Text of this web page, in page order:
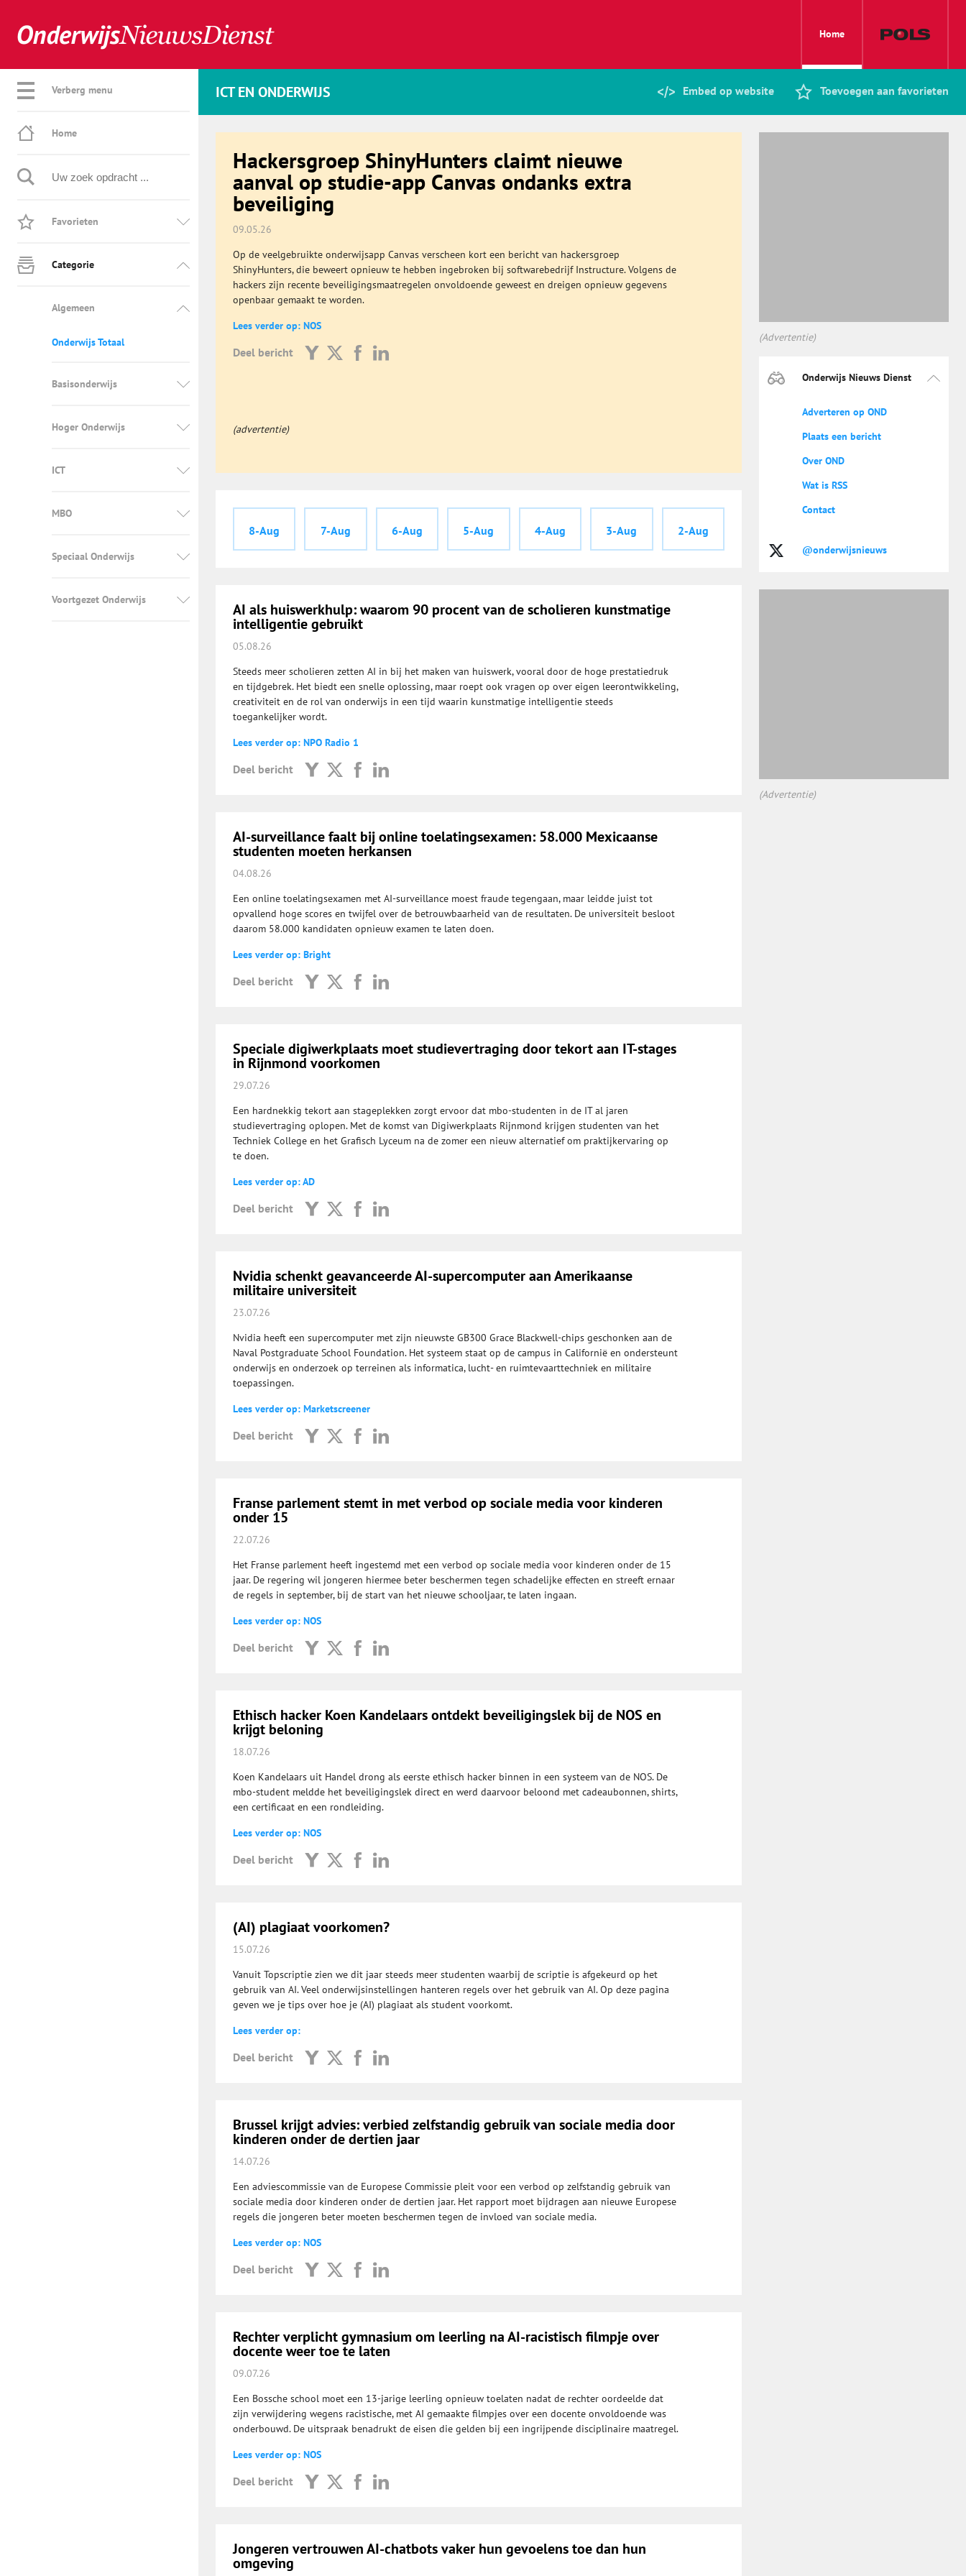
Home
Verberg menu
Home
Favorieten
Categorie
Algemeen
Onderwijs Totaal
Basisonderwijs
Hoger Onderwijs
ICT
MBO
Speciaal Onderwijs
Voortgezet Onderwijs
ICT EN ONDERWIJS Embed op website Toevoegen aan favorieten
Hackersgroep ShinyHunters claimt nieuwe
aanval op studie-app Canvas ondanks extra
beveiliging
09.05.26
Op de veelgebruikte onderwijsapp Canvas verscheen kort een bericht van hackersgroep
ShinyHunters, die beweert opnieuw te hebben ingebroken bij softwarebedrijf Instructure. Volgens de
hackers zijn recente beveiligingsmaatregelen onvoldoende geweest en dreigen opnieuw gegevens
openbaar gemaakt te worden.
Lees verder op: NOS
Deel bericht
(advertentie)
8-Aug 7-Aug 6-Aug 5-Aug 4-Aug 3-Aug 2-Aug
AI als huiswerkhulp: waarom 90 procent van de scholieren kunstmatige
intelligentie gebruikt
05.08.26
Steeds meer scholieren zetten AI in bij het maken van huiswerk, vooral door de hoge prestatiedruk
en tijdgebrek. Het biedt een snelle oplossing, maar roept ook vragen op over eigen leerontwikkeling,
creativiteit en de rol van onderwijs in een tijd waarin kunstmatige intelligentie steeds
toegankelijker wordt.
Lees verder op: NPO Radio 1
Deel bericht
AI-surveillance faalt bij online toelatingsexamen: 58.000 Mexicaanse
studenten moeten herkansen
04.08.26
Een online toelatingsexamen met AI-surveillance moest fraude tegengaan, maar leidde juist tot
opvallend hoge scores en twijfel over de betrouwbaarheid van de resultaten. De universiteit besloot
daarom 58.000 kandidaten opnieuw examen te laten doen.
Lees verder op: Bright
Deel bericht
Speciale digiwerkplaats moet studievertraging door tekort aan IT-stages
in Rijnmond voorkomen
29.07.26
Een hardnekkig tekort aan stageplekken zorgt ervoor dat mbo-studenten in de IT al jaren
studievertraging oplopen. Met de komst van Digiwerkplaats Rijnmond krijgen studenten van het
Techniek College en het Grafisch Lyceum na de zomer een nieuw alternatief om praktijkervaring op
te doen.
Lees verder op: AD
Deel bericht
Nvidia schenkt geavanceerde AI-supercomputer aan Amerikaanse
militaire universiteit
23.07.26
Nvidia heeft een supercomputer met zijn nieuwste GB300 Grace Blackwell-chips geschonken aan de
Naval Postgraduate School Foundation. Het systeem staat op de campus in Californië en ondersteunt
onderwijs en onderzoek op terreinen als informatica, lucht- en ruimtevaarttechniek en militaire
toepassingen.
Lees verder op: Marketscreener
Deel bericht
Franse parlement stemt in met verbod op sociale media voor kinderen
onder 15
22.07.26
Het Franse parlement heeft ingestemd met een verbod op sociale media voor kinderen onder de 15
jaar. De regering wil jongeren hiermee beter beschermen tegen schadelijke effecten en streeft ernaar
de regels in september, bij de start van het nieuwe schooljaar, te laten ingaan.
Lees verder op: NOS
Deel bericht
Ethisch hacker Koen Kandelaars ontdekt beveiligingslek bij de NOS en
krijgt beloning
18.07.26
Koen Kandelaars uit Handel drong als eerste ethisch hacker binnen in een systeem van de NOS. De
mbo-student meldde het beveiligingslek direct en werd daarvoor beloond met cadeaubonnen, shirts,
een certificaat en een rondleiding.
Lees verder op: NOS
Deel bericht
(AI) plagiaat voorkomen?
15.07.26
Vanuit Topscriptie zien we dit jaar steeds meer studenten waarbij de scriptie is afgekeurd op het
gebruik van AI. Veel onderwijsinstellingen hanteren regels over het gebruik van AI. Op deze pagina
geven we je tips over hoe je (AI) plagiaat als student voorkomt.
Lees verder op:
Deel bericht
Brussel krijgt advies: verbied zelfstandig gebruik van sociale media door
kinderen onder de dertien jaar
14.07.26
Een adviescommissie van de Europese Commissie pleit voor een verbod op zelfstandig gebruik van
sociale media door kinderen onder de dertien jaar. Het rapport moet bijdragen aan nieuwe Europese
regels die jongeren beter moeten beschermen tegen de invloed van sociale media.
Lees verder op: NOS
Deel bericht
Rechter verplicht gymnasium om leerling na AI-racistisch filmpje over
docente weer toe te laten
09.07.26
Een Bossche school moet een 13-jarige leerling opnieuw toelaten nadat de rechter oordeelde dat
zijn verwijdering wegens racistische, met AI gemaakte filmpjes over een docente onvoldoende was
onderbouwd. De uitspraak benadrukt de eisen die gelden bij een ingrijpende disciplinaire maatregel.
Lees verder op: NOS
Deel bericht
Jongeren vertrouwen AI-chatbots vaker hun gevoelens toe dan hun
omgeving
(Advertentie)
Onderwijs Nieuws Dienst
Adverteren op OND
Plaats een bericht
Over OND
Wat is RSS
Contact
@onderwijsnieuws
(Advertentie)